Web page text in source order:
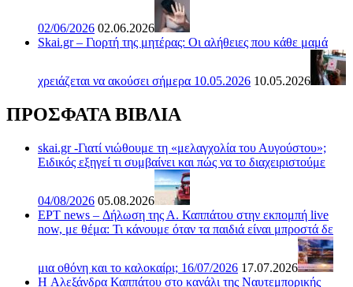
02/06/2026 02.06.2026
Skai.gr – Γιορτή της μητέρας: Οι αλήθειες που κάθε μαμά
χρειάζεται να ακούσει σήμερα 10.05.2026 10.05.2026
ΠΡΟΣΦΑΤΑ ΒΙΒΛΙΑ
skai.gr -Γιατί νιώθουμε τη «μελαγχολία του Αυγούστου»;
Ειδικός εξηγεί τι συμβαίνει και πώς να το διαχειριστούμε
04/08/2026 05.08.2026
ΕΡΤ news – Δήλωση της Α. Καππάτου στην εκπομπή live
now, με θέμα: Τι κάνουμε όταν τα παιδιά είναι μπροστά δε
μια οθόνη και το καλοκαίρι; 16/07/2026 17.07.2026
H Αλεξάνδρα Καππάτου στο κανάλι της Ναυτεμπορικής